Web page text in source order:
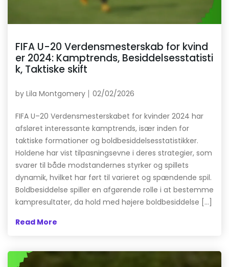
FIFA U-20 Verdensmesterskab for kvind
er 2024: Kamptrends, Besiddelsesstatisti
k, Taktiske skift
by Lila Montgomery 02/02/2026
FIFA U–20 Verdensmesterskabet for kvinder 2024 har
afsløret interessante kamptrends, især inden for
taktiske formationer og boldbesiddelsesstatistikker.
Holdene har vist tilpasningsevne i deres strategier, som
svarer til både modstandernes styrker og spillets
dynamik, hvilket har ført til varieret og spændende spil.
Boldbesiddelse spiller en afgørende rolle i at bestemme
kampresultater, da hold med højere boldbesiddelse […]
Read More